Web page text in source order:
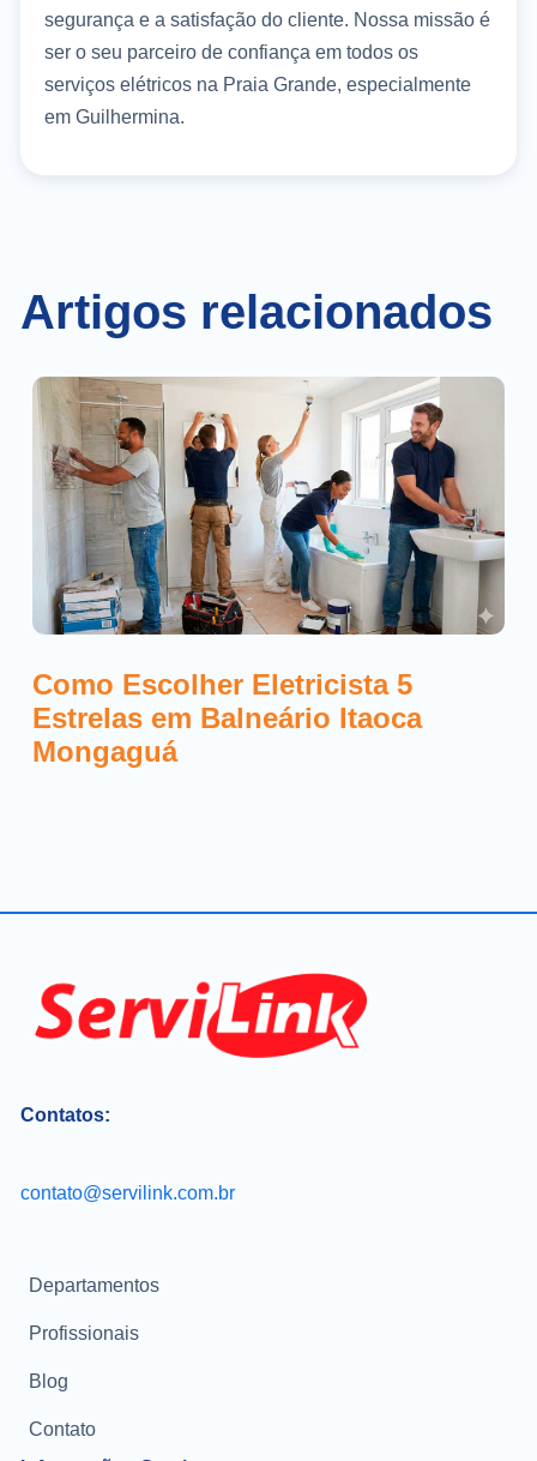
segurança e a satisfação do cliente. Nossa missão é
ser o seu parceiro de confiança em todos os
serviços elétricos na Praia Grande, especialmente
em Guilhermina.
Artigos relacionados
Como Escolher Eletricista 5
Estrelas em Balneário Itaoca
Mongaguá
Contatos:
contato@servilink.com.br
Departamentos
Profissionais
Blog
Contato